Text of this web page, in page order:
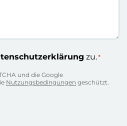
zu.*
und die Google
Nutzungsbedingungen geschützt.